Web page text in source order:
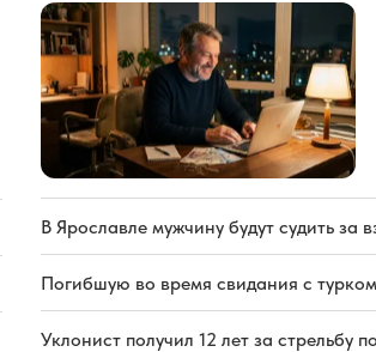
В Ярославле мужчину будут судить за
Погибшую во время свидания с
Уклонист получил 12 лет за стрельбу